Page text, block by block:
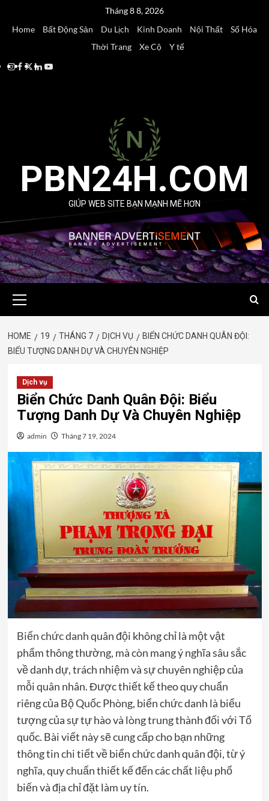
Tháng 8 8, 2026
Home
Bất Động Sản Du Lịch Kinh Doanh Nội Thất
Số Hóa
Thời Trang
Xe Cộ
Y tế
Instagram
Facebook
Twitter
Linkedin
Youtube
PBN24H.COM
GIÚP WEB SITE BẠN MẠNH MẼ HƠN
Menu
HOME 19 THÁNG 7 DỊCH VỤ
BIỂN CHỨC DANH QUÂN ĐỘI:
BIỂU TƯỢNG DANH DỰ VÀ CHUYÊN NGHIỆP
Dịch vụ
Biển Chức Danh Quân Đội: Biểu
Tượng Danh Dự Và Chuyên Nghiệp
admin Tháng 7 19, 2024
Biển chức danhquân đội không chỉ là một vật
phẩm thông thường, mà còn mang ý nghĩa sâu sắc
về danh dự, trách nhiệm và sự chuyên nghiệp của
mỗi quân nhân. Được thiết kế theo quy chuẩn
riêng của Bộ Quốc Phòng, biển chức danh là biểu
tượng của sự tự hào và lòng trung thành đối với Tổ
quốc. Bài viết này sẽ cung cấp cho bạn những
thông tin chi tiết về biển chức danh quân đội, từ ý
nghĩa, quy chuẩn thiết kế đến các chất liệu phổ
biến và địa chỉ đặt làm uy tín.